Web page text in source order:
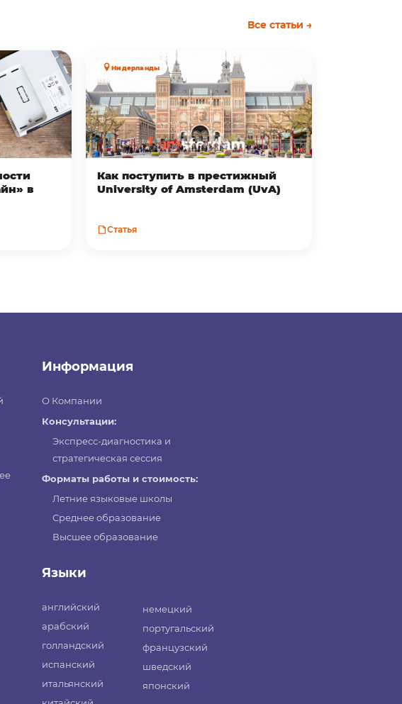
Все статьи →
в
Нидерланды
Как поступить в престижный
University of Amsterdam (UvA)
Статья
Информация
О Компании
Консультации:
Экспресс-диагностика и
стратегическая сессия
Форматы работы и стоимость:
Летние языковые школы
Среднее образование
Высшее образование
Языки
английский
арабский
голландский
испанский
итальянский
немецкий
португальский
французский
шведский
японский